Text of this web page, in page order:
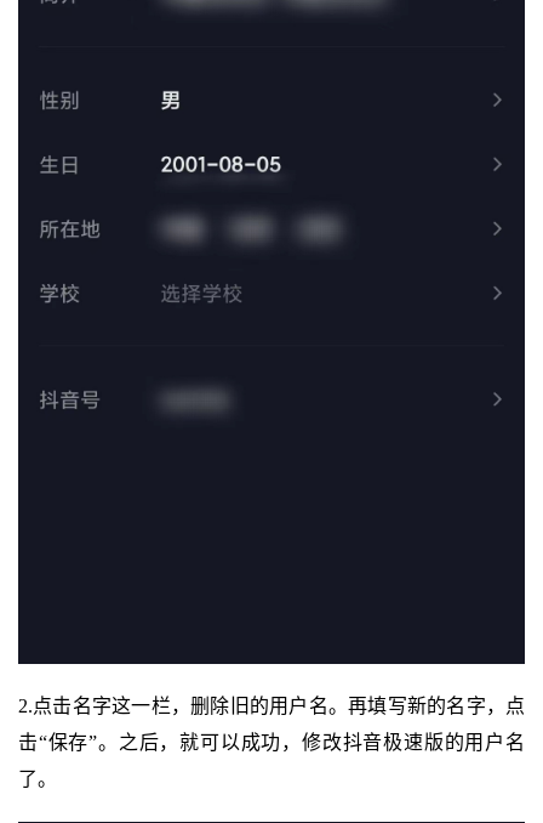
2.点击名字这一栏，删除旧的用户名。再填写新的名字，点
击“保存”。之后，就可以成功，修改抖音极速版的用户名
了。